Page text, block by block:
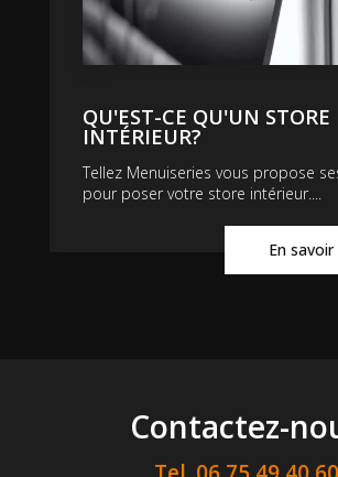
QU'EST-CE QU'UN STORE
INTÉRIEUR?
Tellez Menuiseries vous propose
pour poser votre store intérieur....
En savoir
Contactez-